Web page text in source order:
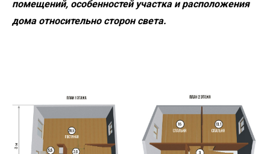
помещений, особенностей участка и расположения
дома относительно сторон света.